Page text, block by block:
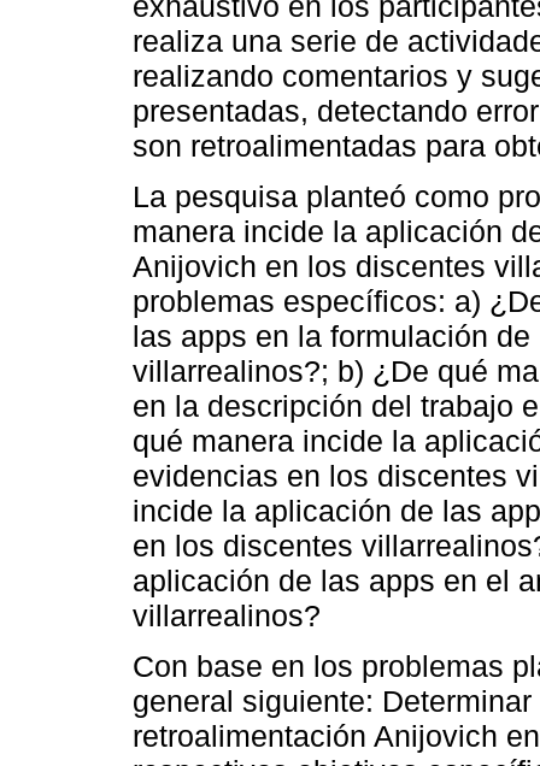
realiza una serie de
realizando comentarios y
presentadas, detectando
son retroalimentadas para
La pesquisa planteó como
manera incide la aplicación
Anijovich en los discentes
problemas específicos: a)
las apps en la formulación
villarrealinos?; b) ¿De qué
en la descripción del trabajo
qué manera incide la
evidencias en los discentes
incide la aplicación de las
en los discentes
aplicación de las apps en el
villarrealinos?
Con base en los problemas
general siguiente:
retroalimentación Anijovich